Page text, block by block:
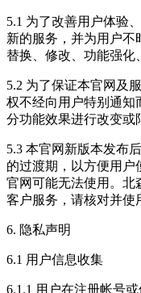
5.1 为了改善用户体验
新的服务，并为用户不
替换、修改、功能强化
5.2 为了保证本官网及
权不经向用户特别通知
分功能效果进行改变或
5.3 本官网新版本发布
的过渡期，以方便用户
官网可能无法使用。北
客户服务，请核对并使
6. 隐私声明
6.1 用户信息收集
6.1.1 用户在注册帐号